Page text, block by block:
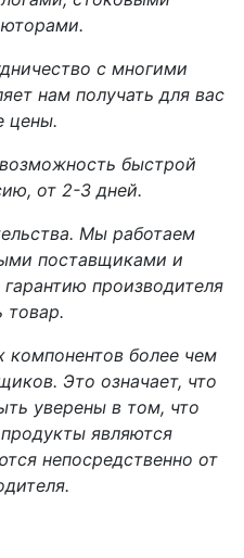
с многими
нам получать для вас
цены.
быстрой
от 2-3 дней.
Мы работаем
поставщиками и
производителя
товар.
компонентов более чем
Это означает, что
уверены в том, что
являются
непосредственно от